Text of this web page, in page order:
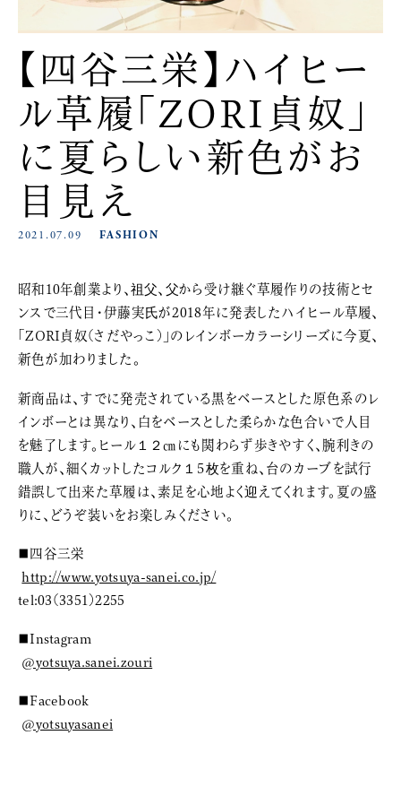
【四谷三栄】ハイヒー
ル草履「ZORI貞奴」
に夏らしい新色がお
目見え
2021.07.09 FASHION
昭和10年創業より、祖父、父から受け継ぐ草履作りの技術とセ
ンスで三代目・伊藤実氏が2018年に発表したハイヒール草履、
「ZORI貞奴(さだやっこ)」のレインボーカラーシリーズに今夏、
新色が加わりました。
新商品は、すでに発売されている黒をベースとした原色系のレ
インボーとは異なり、白をベースとした柔らかな色合いで人目
を魅了します。ヒール１２㎝にも関わらず歩きやすく、腕利きの
職人が、細くカットしたコルク１５枚を重ね、台のカーブを試行
錯誤して出来た草履は、素足を心地よく迎えてくれます。夏の盛
りに、どうぞ装いをお楽しみください。
■四谷三栄
http://www.yotsuya-sanei.co.jp/
tel:03(3351)2255
■Instagram
@yotsuya.sanei.zouri
■Facebook
@yotsuyasanei